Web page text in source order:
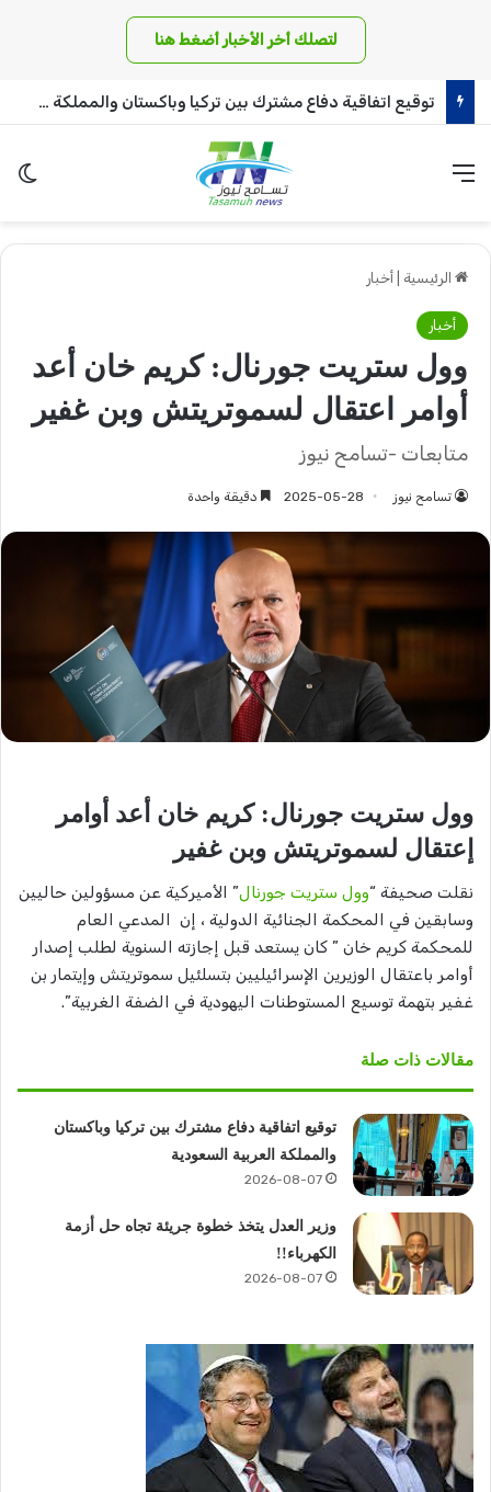
لتصلك أخر الأخبار أضغط هنا
توقيع اتفاقية دفاع مشترك بين تركيا وباكستان والمملكة العربية السعودية
القائمة
الرئيسية أخبار
أخبار
وول ستريت جورنال: كريم خان أعد
أوامر اعتقال لسموتريتش وبن غفير
متابعات -تسامح نيوز
تسامح نيوز 2025-05-28 دقيقة واحدة
وول ستريت جورنال: كريم خان أعد أوامر
إعتقال لسموتريتش وبن غفير
نقلت صحيفة “وول ستريت جورنال” الأميركية عن مسؤولين حاليين
وسابقين في المحكمة الجنائية الدولية ، إن المدعي العام
للمحكمة كريم خان ” كان يستعد قبل إجازته السنوية لطلب إصدار
أوامر باعتقال الوزيرين الإسرائيليين بتسلئيل سموتريتش وإيتمار بن
غفير بتهمة توسيع المستوطنات اليهودية في الضفة الغربية”.
مقالات ذات صلة
توقيع اتفاقية دفاع مشترك بين تركيا وباكستان
والمملكة العربية السعودية
2026-08-07
وزير العدل يتخذ خطوة جريئة تجاه حل أزمة
الكهرباء!!
2026-08-07